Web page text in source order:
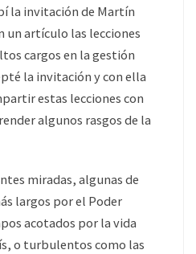
la invitación de Martín
un artículo las lecciones
cargos en la gestión
la invitación y con ella
estas lecciones con
algunos rasgos de la
miradas, algunas de
largos por el Poder
acotados por la vida
o turbulentos como las